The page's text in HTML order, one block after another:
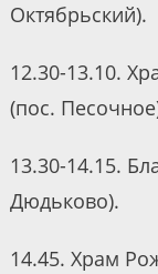
Октябрьский).
12.30-13.10.
(пос.
13.30-14.15.
Дюдьково).
14.45. Храм